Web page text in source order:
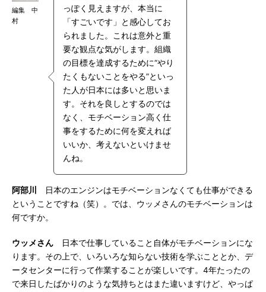
編集 中
村
っぽく見えますが、本当に
「すごいです」と感心してお
られました。これは意外と重
要な観点な気がします。組織
の目標を達成するために“やり
たくもないことをやる”といっ
た人が日本には多いと思いま
す。それを良しとするのでは
なく、モチベーション高く仕
事をするために何を変えれば
いいか、考えないといけませ
んね。
阿部川
日本のエンジンはモチベーションなくても仕事ができる
ということですね（笑）。では、ウッメさんのモチベーションは
何ですか。
ウッメさん 日本で仕事していること自体がモチベーションにな
ります。その上で、いろいろな知らない技術を学ぶこととか、デ
ータセンターに行って作業することが楽しいです。4年たったの
で来日したばかりのような気持ちとはまた違いますけど、やっぱ